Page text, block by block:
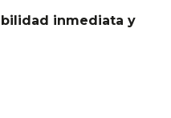
inmediata y